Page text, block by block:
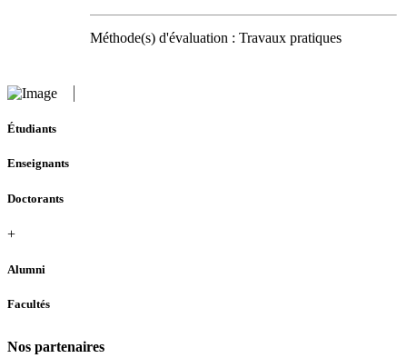
Méthode(s) d'évaluation : Travaux pratiques
Étudiants
Enseignants
Doctorants
+
Alumni
Facultés
Nos partenaires